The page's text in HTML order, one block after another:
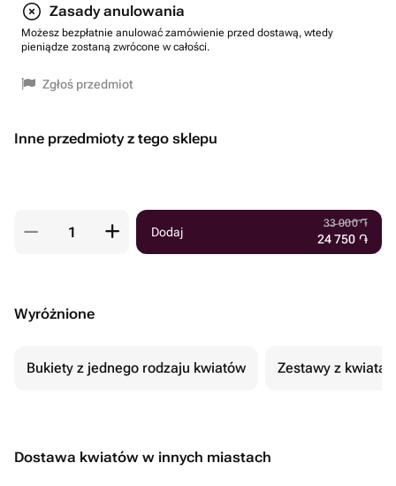
Zasady anulowania
Możesz bezpłatnie anulować zamówienie przed dostawą, wtedy
pieniądze zostaną zwrócone w całości.
Zgłoś przedmiot
Inne przedmioty z tego sklepu
Dodaj
33 000֏
24 750 ֏
Wyróżnione
Bukiety z jednego rodzaju kwiatów Zestawy z
Dostawa kwiatów w innych miastach